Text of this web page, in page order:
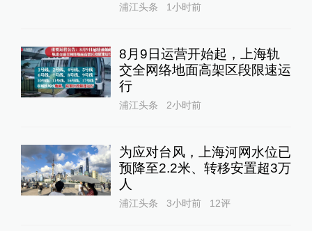
浦江头条 1小时前
8月9日运营开始起，上海轨
交全网络地面高架区段限速运
行
浦江头条 2小时前
为应对台风，上海河网水位已
预降至2.2米、转移安置超3万
人
浦江头条 3小时前 12评